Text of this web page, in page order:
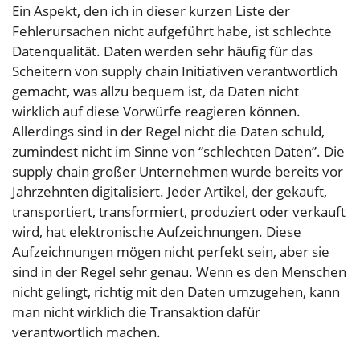
Ein Aspekt, den ich in dieser kurzen Liste der
Fehlerursachen nicht aufgeführt habe, ist schlechte
Datenqualität. Daten werden sehr häufig für das
Scheitern von supply chain Initiativen verantwortlich
gemacht, was allzu bequem ist, da Daten nicht
wirklich auf diese Vorwürfe reagieren können.
Allerdings sind in der Regel nicht die Daten schuld,
zumindest nicht im Sinne von “schlechten Daten”. Die
supply chain großer Unternehmen wurde bereits vor
Jahrzehnten digitalisiert. Jeder Artikel, der gekauft,
transportiert, transformiert, produziert oder verkauft
wird, hat elektronische Aufzeichnungen. Diese
Aufzeichnungen mögen nicht perfekt sein, aber sie
sind in der Regel sehr genau. Wenn es den Menschen
nicht gelingt, richtig mit den Daten umzugehen, kann
man nicht wirklich die Transaktion dafür
verantwortlich machen.